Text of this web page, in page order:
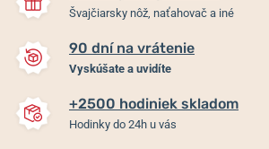
Švajčiarsky nôž, naťahovač a iné
90 dní na vrátenie
Vyskúšate a uvidíte
+2500 hodiniek skladom
Hodinky do 24h u vás